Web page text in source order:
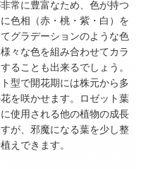
常に豊富なため、色が持つ
色相（赤・桃・紫・白）を
グラデーションのような色
々な色を組み合わせてカラ
ることも出来るでしょう。
ト型で開花期には株元から多
を咲かせます。ロゼット葉
使用される他の植物の成長
が、邪魔になる葉を少し整
えできます。